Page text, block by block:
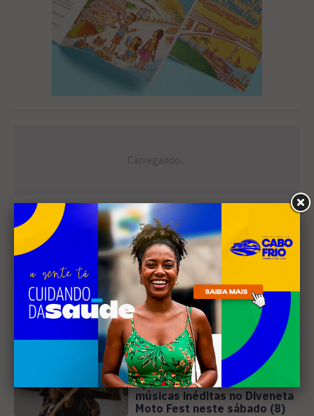
Leia Também
EDUCAÇÃO
Justiça determina que
Prefeitura de Cabo Frio
pague horas extras a
professores
MÚSICA
Banda cabo-friense
Spectrummm apresenta
músicas inéditas no Diveneta
Moto Fest neste sábado (8)